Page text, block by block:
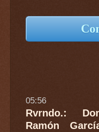
05:56
Rvrndo.:
Ramón